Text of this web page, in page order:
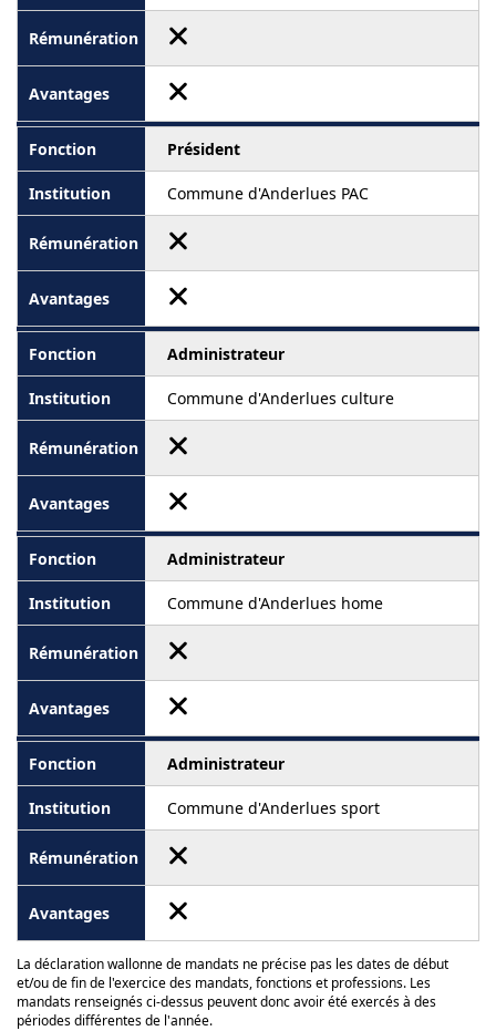
Président
Commune d'Anderlues PAC
Administrateur
Commune d'Anderlues culture
Administrateur
Commune d'Anderlues home
Administrateur
Commune d'Anderlues sport
La déclaration wallonne de mandats ne précise pas les dates de début
et/ou de fin de l'exercice des mandats, fonctions et professions. Les
mandats renseignés ci-dessus peuvent donc avoir été exercés à des
périodes différentes de l'année.